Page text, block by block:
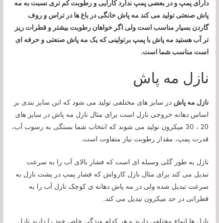
دارای پمپ و در بعضی پمپ ندارد کارایی و رطوبت کم تری نسبت به مه
پاش صنعتی تولید می کند مه پاش خانگی در باغ ها در تراس و روف
گاردن بسیار مناسب است ولی اگر خواهان رطوبت بیشتر و قطرات ریز
تر آب هستید مه پاش با پمپ برتولینی که یک مه پاش صنعتی و حرفه ای
است مناسب شما است.
نازل مه پاش
نازل مه پاش در سایز های مختلفی تولید می شود که این سایز بندی بر
اساس دهانه خروجی نازل است برای مثال نازل مه پاش در سایز های
20 ، 30 میکرون تولید می شوند که انتخاب شما بستگی به رسوب آب،
قدرت پمپ، مقدار رطوبت نیاز متفاوت است.
نازل به طور گلی وسیله ای است که فشار بالای آب را به سرعت
تبدیل می کند برای مثال نازل کارواش که فشار پمپ در پشت نازل به
سرعت تبدیل شده ولی در مه پاش دهانه ی کوچک نازل آب را به
قطراتی در حد میکرون تیدیل می کند.
نازل ها انواع مختلفی دارند و هر کدام ویژگی خاص خود را دارند نازل